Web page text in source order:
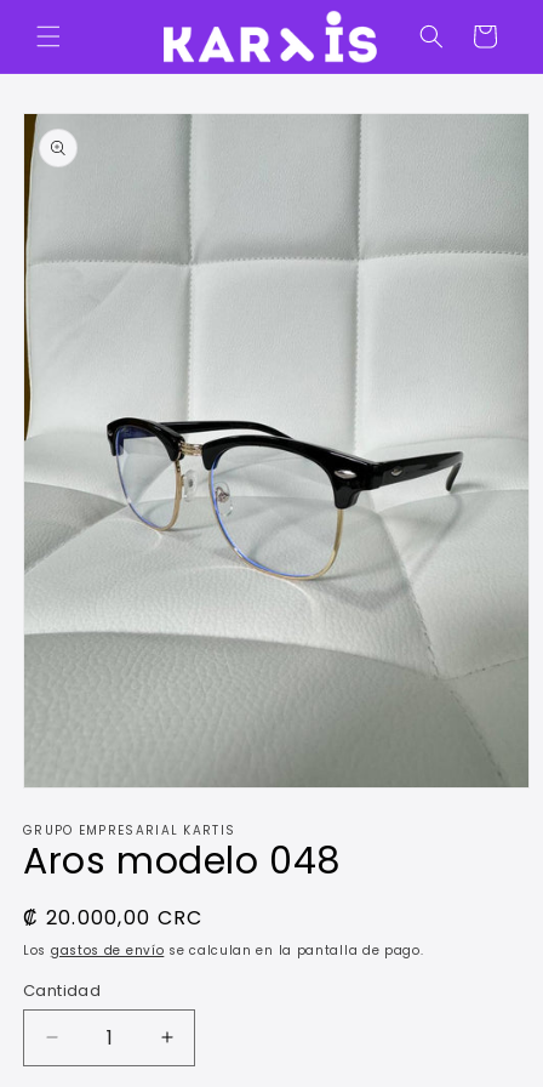
directamente
al contenido
Carrito
directamente
a la
información
del producto
multimedia
en
modal
GRUPO EMPRESARIAL KARTIS
Aros modelo 048
Precio
habitual
₡ 20.000,00 CRC
Los gastos de envío se calculan en la pantalla de pago.
Cantidad
Reducir
cantidad
Aumentar
cantidad